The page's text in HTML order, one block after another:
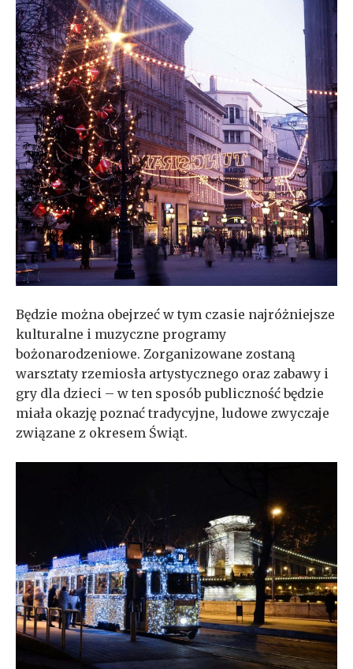
Będzie można obejrzeć w tym czasie najróżniejsze
kulturalne i muzyczne programy
bożonarodzeniowe. Zorganizowane zostaną
warsztaty rzemiosła artystycznego oraz zabawy i
gry dla dzieci – w ten sposób publiczność będzie
miała okazję poznać tradycyjne, ludowe zwyczaje
związane z okresem Świąt.